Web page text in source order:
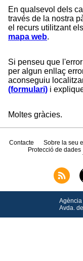
En qualsevol dels
través de la nostra
el recurs utilitzant
mapa web.
Si penseu que
per algun enllaç
aconseguiu
(formulari) i
Moltes gràcies.
Contacte Sobre la seu
Protecció de dades
Agència
Avda.de